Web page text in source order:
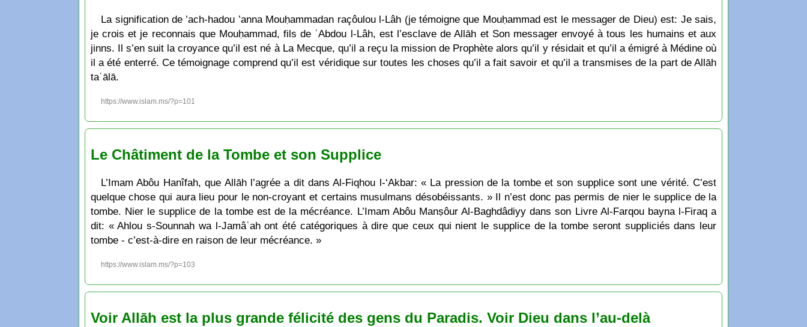
La signification de ’ach-hadou ’anna Mouḥammadan raçôulou l-Lâh (je témoigne que Mouḥammad est le messager de Dieu) est: Je sais,
je crois et je reconnais que Mouḥammad, fils de ʿAbdou l-Lâh, est l’esclave de Allāh et Son messager envoyé à tous les humains et aux
jinns. Il s’en suit la croyance qu’il est né à La Mecque, qu’il a reçu la mission de Prophète alors qu’il y résidait et qu’il a émigré à Médine où
il a été enterré. Ce témoignage comprend qu’il est véridique sur toutes les choses qu’il a fait savoir et qu’il a transmises de la part de Allāh
taʿālā.
https://www.islam.ms/?p=101
Le Châtiment de la Tombe et son Supplice
L’Imam Abôu Hanîfah, que Allāh l’agrée a dit dans Al-Fiqhou l-‘Akbar: « La pression de la tombe et son supplice sont une vérité. C’est
quelque chose qui aura lieu pour le non-croyant et certains musulmans désobéissants. » Il n’est donc pas permis de nier le supplice de la
tombe. Nier le supplice de la tombe est de la mécréance. L’Imam Abôu Manṣôur Al-Baghdâdiyy dans son Livre Al-Farqou bayna l-Firaq a
dit: « Ahlou s-Sounnah wa l-Jamâʿah ont été catégoriques à dire que ceux qui nient le supplice de la tombe seront suppliciés dans leur
tombe - c’est-à-dire en raison de leur mécréance. »
https://www.islam.ms/?p=103
Voir Allāh est la plus grande félicité des gens du Paradis. Voir Dieu dans l’au-delà